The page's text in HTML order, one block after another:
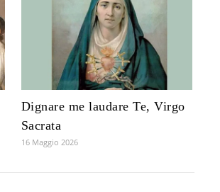
Dignare me laudare Te, Virgo
Sacrata
16 Maggio 2026